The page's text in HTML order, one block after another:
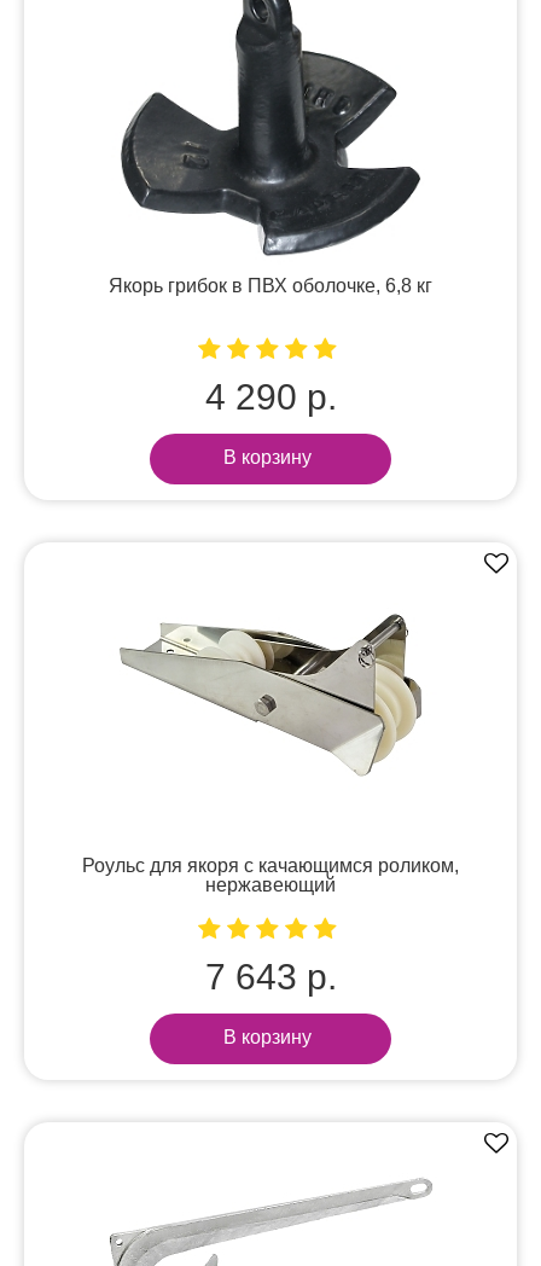
Якорь грибок в ПВХ оболочке, 6,8 кг
4 290 р.
В корзину
Роульс для якоря с качающимся роликом,
нержавеющий
7 643 р.
В корзину